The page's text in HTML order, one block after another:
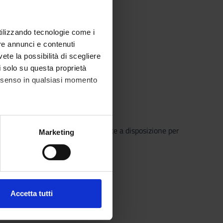
tecnologie come i
annunci e contenuti
la possibilità di scegliere
su questa proprietà
in qualsiasi momento
metro,Marketing
Accetta tutti
and risk planning.
il Sistema Bibliotecario mette a disposizione per
e innovativo.